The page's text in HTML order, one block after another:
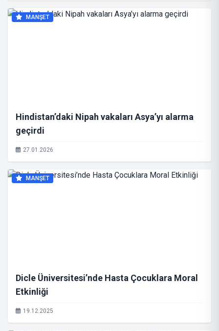
MANŞET
Hindistan’daki Nipah vakaları Asya’yı alarma
geçirdi
27.01.2026
MANŞET
Dicle Üniversitesi’nde Hasta Çocuklara Moral
Etkinliği
19.12.2025